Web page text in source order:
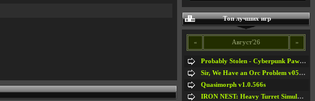
Топ лучших игр
« Август'26 »
Probably Stolen - Cyberpunk Pawnshop Simulator v048c [Playtest]
Sir, We Have an Orc Problem v05.08.2026
Quasimorph v1.0.566s
IRON NEST: Heavy Turret Simulator v1.0a